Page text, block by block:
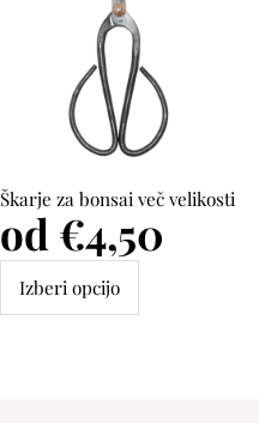
Škarje za bonsai več velikosti
Cena
od €4,50
Izberi opcijo